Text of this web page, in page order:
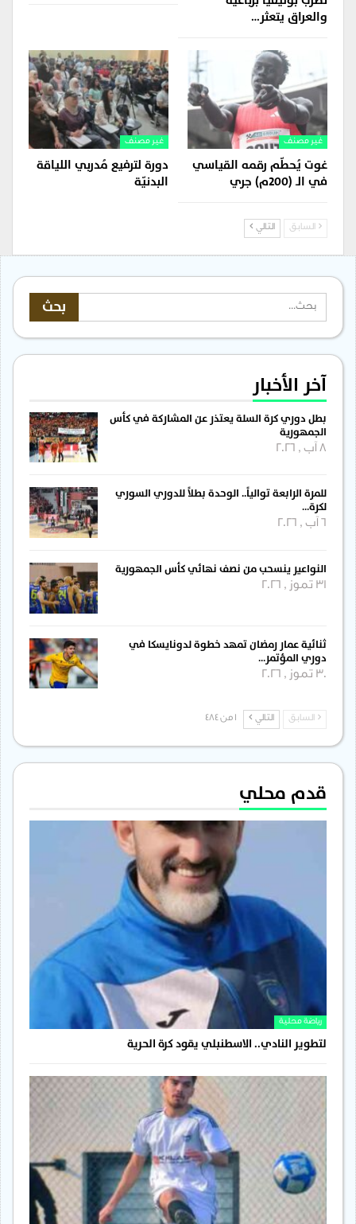
والعراق يتعثر…
غير مصنف
غوت يُحطّم رقمه القياسي
في الـ (200م) جري
غير مصنف
دورة لترفيع مُدربي اللياقة
البدنيّة
السابق التالي
آخر الأخبار
بطل دوري كرة السلة يعتذر عن المشاركة في كأس
الجمهورية
للمرة الرابعة توالياً.. الوحدة بطلاً للدوري السوري
لكرة…
النواعير ينسحب من نصف نهائي كأس الجمهورية
31 تموز , 2026
ثنائية عمار رمضان تمهد خطوة لدونايسكا في
دوري المؤتمر…
30 تموز , 2026
السابق التالي
قدم محلي
رياضة محلية
لتطوير النادي.. الاسطنبلي يقود كرة الحرية